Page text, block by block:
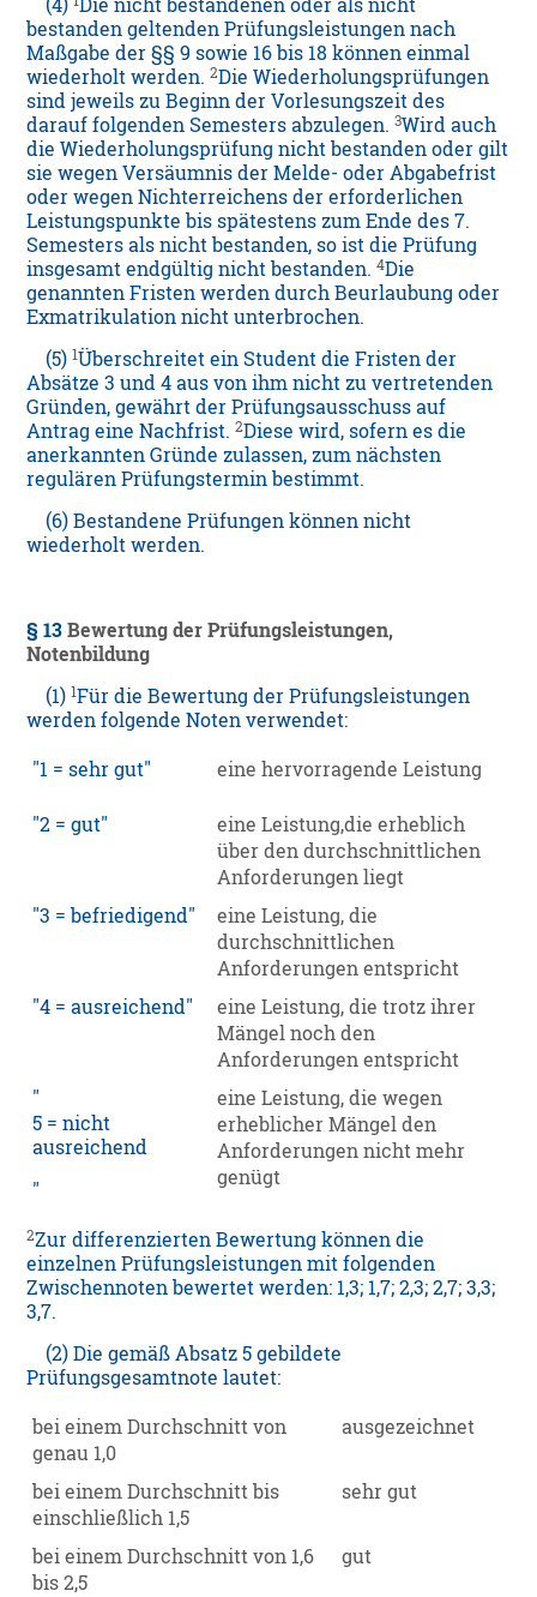
(4) Die nicht bestandenen oder als nicht
bestanden geltenden Prüfungsleistungen nach
Maßgabe der §§ 9 sowie 16 bis 18 können einmal
wiederholt werden.2Die Wiederholungsprüfungen
sind jeweils zu Beginn der Vorlesungszeit des
darauf folgenden Semesters abzulegen.3Wird auch
die Wiederholungsprüfung nicht bestanden oder gilt
sie wegen Versäumnis der Melde- oder Abgabefrist
oder wegen Nichterreichens der erforderlichen
Leistungspunkte bis spätestens zum Ende des 7.
Semesters als nicht bestanden, so ist die Prüfung
insgesamt endgültig nicht bestanden.4Die
genannten Fristen werden durch Beurlaubung oder
Exmatrikulation nicht unterbrochen.
(5)1Überschreitet ein Student die Fristen der
Absätze 3 und 4 aus von ihm nicht zu vertretenden
Gründen, gewährt der Prüfungsausschuss auf
Antrag eine Nachfrist.2Diese wird, sofern es die
anerkannten Gründe zulassen, zum nächsten
regulären Prüfungstermin bestimmt.
(6) Bestandene Prüfungen können nicht
wiederholt werden.
§ 13 Bewertung der Prüfungsleistungen,
Notenbildung
(1)1Für die Bewertung der Prüfungsleistungen
werden folgende Noten verwendet:
1 = sehr gut eine hervorragende Leistung
2 = gut
eine Leistung,die erheblich
über den durchschnittlichen
Anforderungen liegt
3 = befriedigend
eine Leistung, die
durchschnittlichen
Anforderungen entspricht
4 = ausreichend
eine Leistung, die trotz ihrer
Mängel noch den
Anforderungen entspricht
5 = nicht
ausreichend
eine Leistung, die wegen
erheblicher Mängel den
Anforderungen nicht mehr
genügt
2Zur differenzierten Bewertung können die
einzelnen Prüfungsleistungen mit folgenden
Zwischennoten bewertet werden: 1,3; 1,7; 2,3; 2,7; 3,3;
3,7.
(2) Die gemäß Absatz 5 gebildete
Prüfungsgesamtnote lautet:
bei einem Durchschnitt von
genau 1,0
ausgezeichnet
bei einem Durchschnitt bis
einschließlich 1,5
sehr gut
bei einem Durchschnitt von 1,6
bis 2,5
gut